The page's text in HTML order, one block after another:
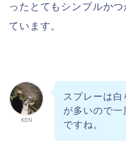
ったとてもシンプルか
ています。
KEN
スプレーは
が多いので一
ですね。